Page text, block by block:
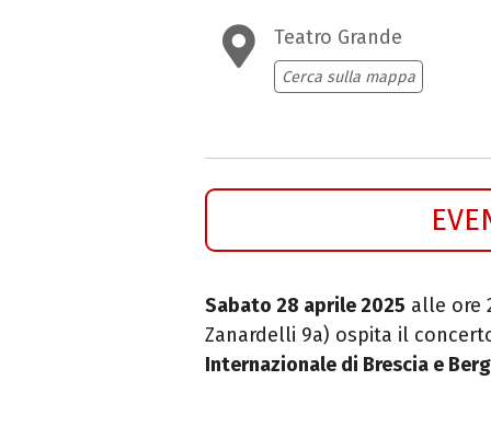
Teatro Grande
Cerca sulla mappa
Sabato 28 aprile 2025 alle ore
Zanardelli 9a) ospita il
Internazionale di Brescia e